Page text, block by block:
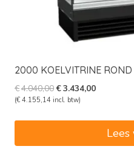
2000 KOELVITRINE ROND
€4.040,00Oorspronkelijke
prijs
€3.434,00Huidige
€3.434,00.
(€ 4.155,14 incl. btw)
Lees